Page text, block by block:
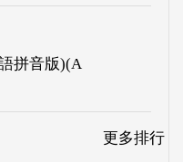
拼音版)(A
更多排行